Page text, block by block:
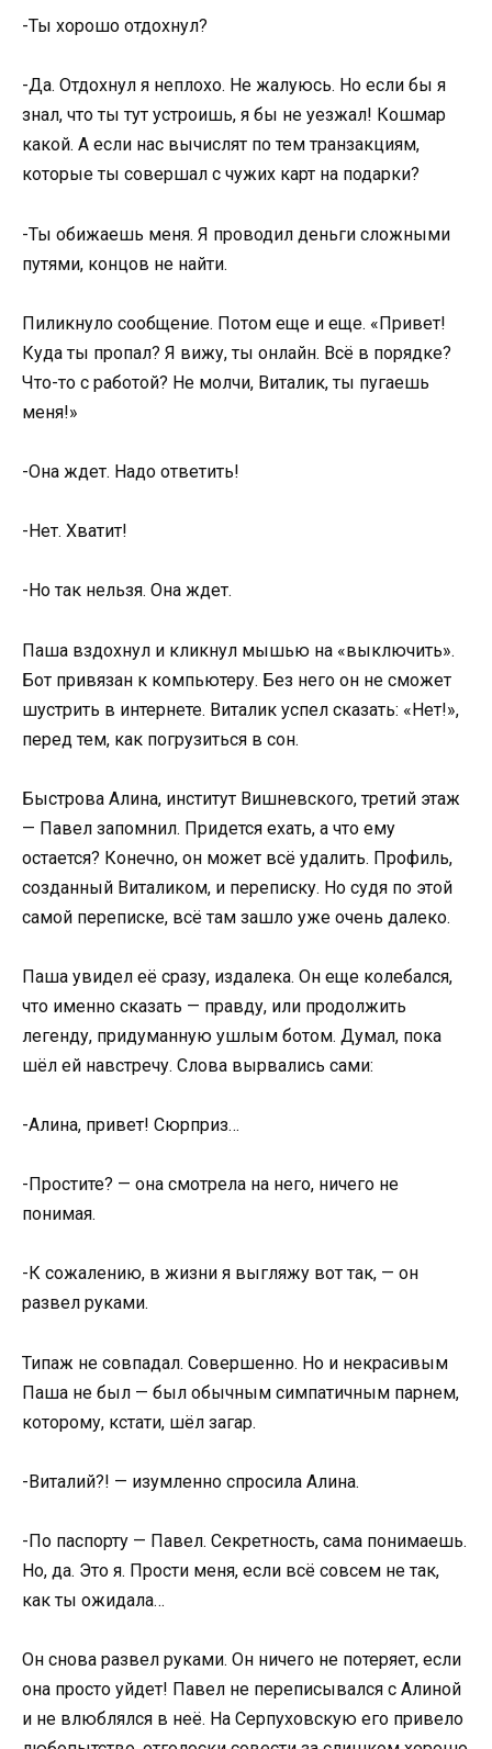
-Ты хорошо отдохнул?
-Да. Отдохнул я неплохо. Не жалуюсь. Но если бы я
знал, что ты тут устроишь, я бы не уезжал! Кошмар
какой. А если нас вычислят по тем транзакциям,
которые ты совершал с чужих карт на подарки?
-Ты обижаешь меня. Я проводил деньги сложными
путями, концов не найти.
Пиликнуло сообщение. Потом еще и еще. «Привет!
Куда ты пропал? Я вижу, ты онлайн. Всё в порядке?
Что-то с работой? Не молчи, Виталик, ты пугаешь
меня!»
-Она ждет. Надо ответить!
-Нет. Хватит!
-Но так нельзя. Она ждет.
Паша вздохнул и кликнул мышью на «выключить».
Бот привязан к компьютеру. Без него он не сможет
шустрить в интернете. Виталик успел сказать: «Нет!»,
перед тем, как погрузиться в сон.
Быстрова Алина, институт Вишневского, третий этаж
— Павел запомнил. Придется ехать, а что ему
остается? Конечно, он может всё удалить. Профиль,
созданный Виталиком, и переписку. Но судя по этой
самой переписке, всё там зашло уже очень далеко.
Паша увидел её сразу, издалека. Он еще колебался,
что именно сказать — правду, или продолжить
легенду, придуманную ушлым ботом. Думал, пока
шёл ей навстречу. Слова вырвались сами:
-Алина, привет! Сюрприз…
-Простите? — она смотрела на него, ничего не
понимая.
-К сожалению, в жизни я выгляжу вот так, — он
развел руками.
Типаж не совпадал. Совершенно. Но и некрасивым
Паша не был — был обычным симпатичным парнем,
которому, кстати, шёл загар.
-Виталий?! — изумленно спросила Алина.
-По паспорту — Павел. Секретность, сама понимаешь.
Но, да. Это я. Прости меня, если всё совсем не так,
как ты ожидала…
Он снова развел руками. Он ничего не потеряет, если
она просто уйдет! Павел не переписывался с Алиной
и не влюблялся в неё. На Серпуховскую его привело